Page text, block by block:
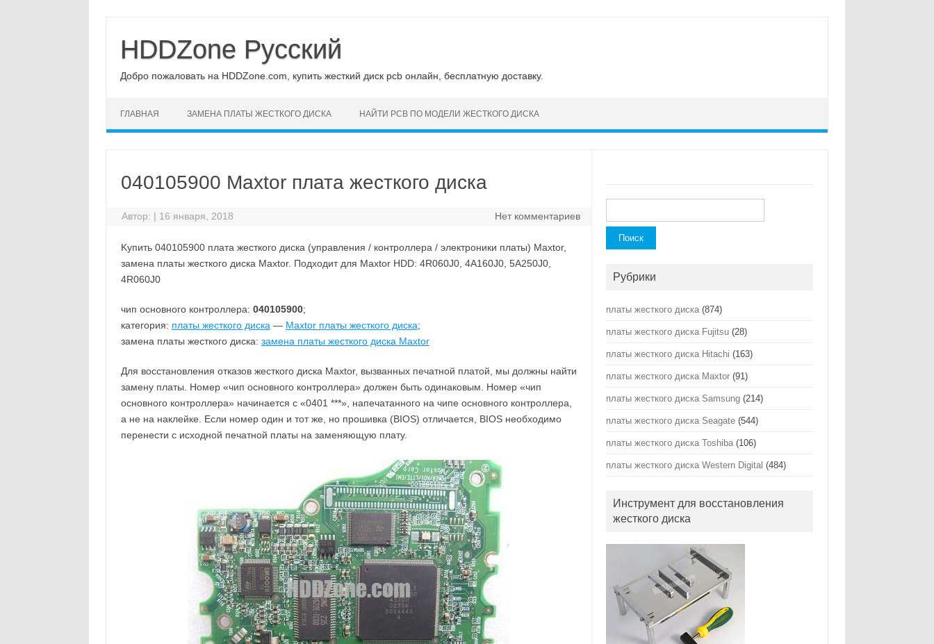
содержимому
HDDZone Русский
Добро пожаловать на HDDZone.com, купить жесткий диск pcb онлайн, бесплатную доставку.
ГЛАВНАЯ ЗАМЕНА ПЛАТЫ ЖЕСТКОГО ДИСКА НАЙТИ PCB ПО МОДЕЛИ ЖЕСТКОГО ДИСКА
040105900 Maxtor плата жесткого диска
Автор: | 16 января, 2018 Нет комментариев
Kупить 040105900 плата жесткого диска (управления / контроллера / электроники платы) Maxtor,
замена платы жесткого диска Maxtor. Подходит для Maxtor HDD: 4R060J0, 4A160J0, 5A250J0,
4R060J0
чип основного контроллера: 040105900;
категория: платы жесткого диска — Maxtor платы жесткого диска;
замена платы жесткого диска: замена платы жесткого диска Maxtor
Для восстановления отказов жесткого диска Maxtor, вызванных печатной платой, мы должны найти
замену платы. Номер «чип основного контроллера» должен быть одинаковым. Номер «чип
основного контроллера» начинается с «0401 ***», напечатанного на чипе основного контроллера,
а не на наклейке. Если номер один и тот же, но прошивка (BIOS) отличается, BIOS необходимо
перенести с исходной печатной платы на заменяющую плату.
Рубрики
платы жесткого диска (874)
платы жесткого диска Fujitsu (28)
платы жесткого диска Hitachi (163)
платы жесткого диска Maxtor (91)
платы жесткого диска Samsung (214)
платы жесткого диска Seagate (544)
платы жесткого диска Toshiba (106)
платы жесткого диска Western Digital (484)
Инструмент для восстановления
жесткого диска